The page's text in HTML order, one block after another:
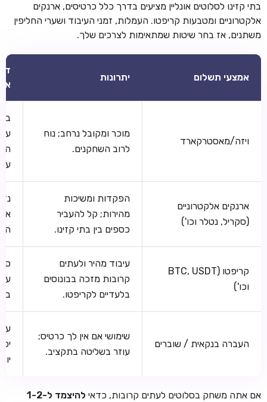
בתי קזינו לסלוטים אונליין מציעים בדרך כלל כרטיסים, ארנקים
אלקטרוניים ומטבעות קריפטו. העמלות, זמני העיבוד ושערי החליפין
משתנים, אז בחר שיטות שמתאימות לצרכים שלך.
אמצעי תשלום יתרונות
ויזה/מאסטרקארד
מוכר ומקובל נרחב; נוח
לרוב השחקנים.
ארנקים אלקטרוניים
(סקריל, נטלר וכו')
הפקדות ומשיכות
מהירות; קל להעביר
כספים בין בתי קזינו.
קריפטו (BTC, USDT
וכו')
עיבוד מהיר ולעתים
קרובות מזכה בבונוסים
בלעדיים לקריפטו.
העברה בנקאית / שוברים
שימושי אם אין לך כרטיס;
עוזר בשליטה בתקציב.
אם אתה משחק בסלוטים לעתים קרובות, כדאי
להיצמד ל-1-2